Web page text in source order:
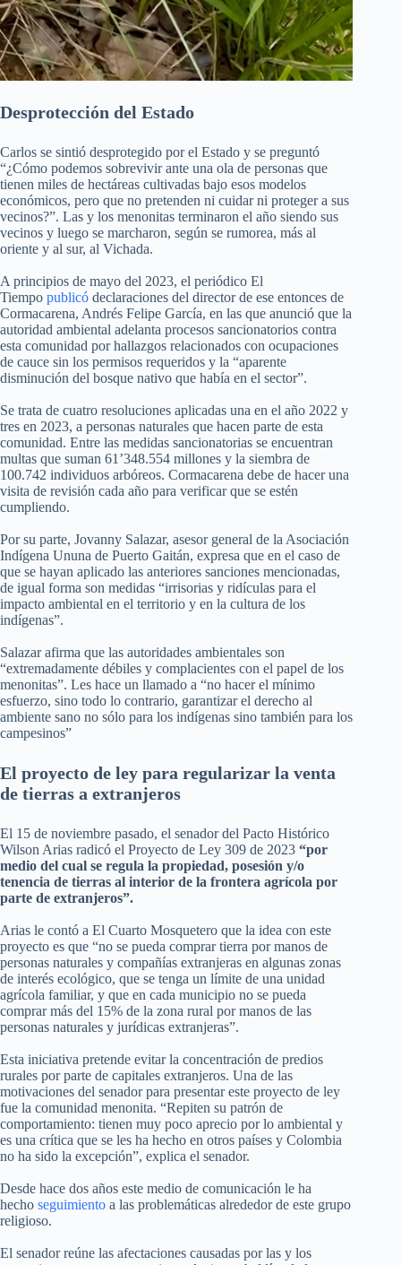
Desprotección del Estado
Carlos se sintió desprotegido por el Estado y se preguntó
“¿Cómo podemos sobrevivir ante una ola de personas que
tienen miles de hectáreas cultivadas bajo esos modelos
económicos, pero que no pretenden ni cuidar ni proteger a sus
vecinos?”. Las y los menonitas terminaron el año siendo sus
vecinos y luego se marcharon, según se rumorea, más al
oriente y al sur, al Vichada.
A principios de mayo del 2023, el periódico El
Tiempo publicó declaraciones del director de ese entonces de
Cormacarena, Andrés Felipe García, en las que anunció que la
autoridad ambiental adelanta procesos sancionatorios contra
esta comunidad por hallazgos relacionados con ocupaciones
de cauce sin los permisos requeridos y la “aparente
disminución del bosque nativo que había en el sector”.
Se trata de cuatro resoluciones aplicadas una en el año 2022 y
tres en 2023, a personas naturales que hacen parte de esta
comunidad. Entre las medidas sancionatorias se encuentran
multas que suman 61’348.554 millones y la siembra de
100.742 individuos arbóreos. Cormacarena debe de hacer una
visita de revisión cada año para verificar que se estén
cumpliendo.
Por su parte, Jovanny Salazar, asesor general de la Asociación
Indígena Ununa de Puerto Gaitán, expresa que en el caso de
que se hayan aplicado las anteriores sanciones mencionadas,
de igual forma son medidas “irrisorias y ridículas para el
impacto ambiental en el territorio y en la cultura de los
indígenas”.
Salazar afirma que las autoridades ambientales son
“extremadamente débiles y complacientes con el papel de los
menonitas”. Les hace un llamado a “no hacer el mínimo
esfuerzo, sino todo lo contrario, garantizar el derecho al
ambiente sano no sólo para los indígenas sino también para los
campesinos”
El proyecto de ley para regularizar la venta
de tierras a extranjeros
El 15 de noviembre pasado, el senador del Pacto Histórico
Wilson Arias radicó el Proyecto de Ley 309 de 2023 “por
medio del cual se regula la propiedad, posesión y/o
tenencia de tierras al interior de la frontera agrícola por
parte de extranjeros”.
Arias le contó a El Cuarto Mosquetero que la idea con este
proyecto es que “no se pueda comprar tierra por manos de
personas naturales y compañías extranjeras en algunas zonas
de interés ecológico, que se tenga un límite de una unidad
agrícola familiar, y que en cada municipio no se pueda
comprar más del 15% de la zona rural por manos de las
personas naturales y jurídicas extranjeras”.
Esta iniciativa pretende evitar la concentración de predios
rurales por parte de capitales extranjeros. Una de las
motivaciones del senador para presentar este proyecto de ley
fue la comunidad menonita. “Repiten su patrón de
comportamiento: tienen muy poco aprecio por lo ambiental y
es una crítica que se les ha hecho en otros países y Colombia
no ha sido la excepción”, explica el senador.
Desde hace dos años este medio de comunicación le ha
hecho seguimiento a las problemáticas alrededor de este grupo
religioso.
El senador reúne las afectaciones causadas por las y los